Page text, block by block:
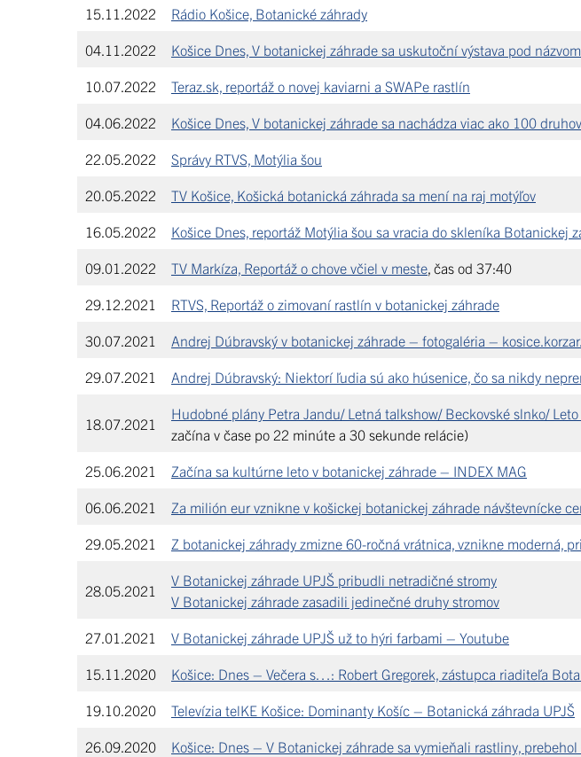
15.11.2022 Rádio Košice, Botanické záhrady
04.11.2022 Košice Dnes, V botanickej záhrade sa uskutoční výstava pod
10.07.2022 Teraz.sk, reportáž o novej kaviarni a SWAPe rastlín
04.06.2022 Košice Dnes, V botanickej záhrade sa nachádza viac ako 100
22.05.2022 Správy RTVS, Motýlia šou
20.05.2022 TV Košice, Košická botanická záhrada sa mení na raj motýľov
16.05.2022 Košice Dnes, reportáž Motýlia šou sa vracia do skleníka Botanickej
09.01.2022 TV Markíza, Reportáž o chove včiel v meste, čas od 37:40
29.12.2021 RTVS, Reportáž o zimovaní rastlín v botanickej záhrade
30.07.2021 Andrej Dúbravský v botanickej záhrade – fotogaléria –
29.07.2021 Andrej Dúbravský: Niektorí ľudia sú ako húsenice, čo sa nikdy
18.07.2021
Hudobné plány Petra Jandu/ Letná talkshow/ Beckovské slnko/
začína v čase po 22 minúte a 30 sekunde relácie)
25.06.2021 Začína sa kultúrne leto v botanickej záhrade – INDEX MAG
06.06.2021 Za milión eur vznikne v košickej botanickej záhrade návštevnícke
29.05.2021 Z botanickej záhrady zmizne 60-ročná vrátnica, vznikne moderná,
28.05.2021
V Botanickej záhrade UPJŠ pribudli netradičné stromy
V Botanickej záhrade zasadili jedinečné druhy stromov
27.01.2021 V Botanickej záhrade UPJŠ už to hýri farbami – Youtube
15.11.2020 Košice: Dnes – Večera s…: Robert Gregorek, zástupca riaditeľa
19.10.2020 Televízia telKE Košice: Dominanty Košíc – Botanická záhrada UPJŠ
26.09.2020 Košice: Dnes – V Botanickej záhrade sa vymieňali rastliny,